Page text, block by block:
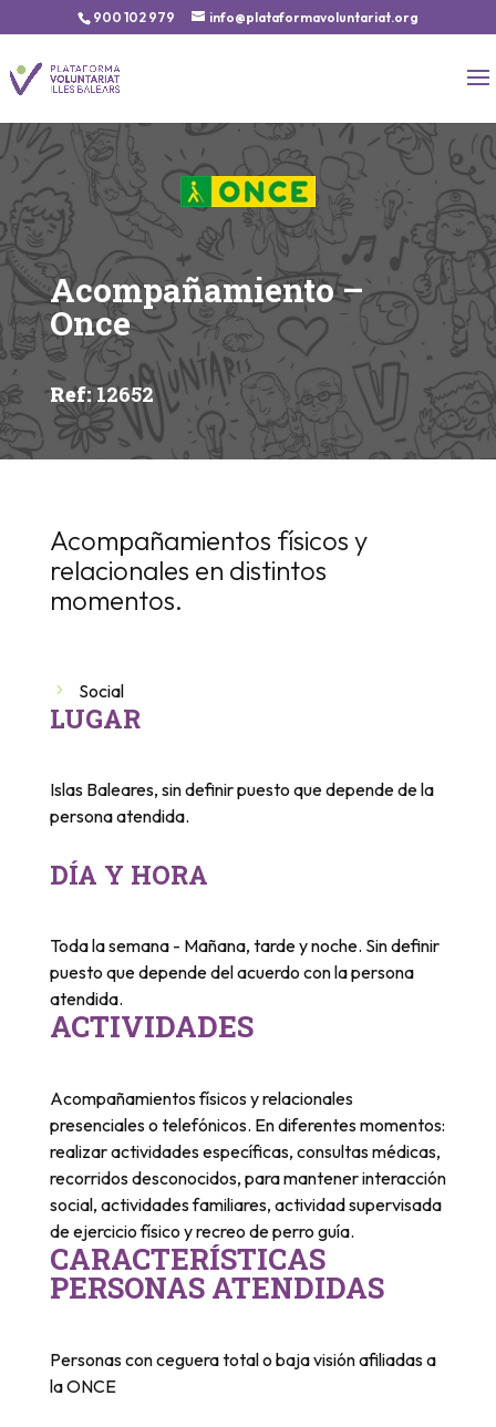
900 102 979 info@plataformavoluntariat.org
Acompañamiento –
Once
Ref:12652
Acompañamientos físicos y
relacionales en distintos
momentos.
Social
LUGAR
Islas Baleares, sin definir puesto que depende de la
persona atendida.
DÍA Y HORA
Toda la semana - Mañana, tarde y noche. Sin definir
puesto que depende del acuerdo con la persona
atendida.
ACTIVIDADES
Acompañamientos físicos y relacionales
presenciales o telefónicos. En diferentes momentos:
realizar actividades específicas, consultas médicas,
recorridos desconocidos, para mantener interacción
social, actividades familiares, actividad supervisada
de ejercicio físico y recreo de perro guía.
CARACTERÍSTICAS
PERSONAS ATENDIDAS
Personas con ceguera total o baja visión afiliadas a
la ONCE